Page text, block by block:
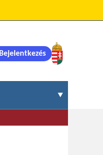
Bejelentkezés